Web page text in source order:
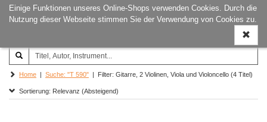
Einige Funktionen unseres Online-Shops verwenden Cookies. Durch die
Nutzung dieser Webseite stimmen Sie der Verwendung von Cookies zu.
ein-/
Joachim‐Trekel‐Musikverlag,
Hamburg
Home | Suche: "T 590" | Filter: Gitarre, 2 Violinen, Viola und Violoncello (4 Titel)
Sortierung: Relevanz (Absteigend)